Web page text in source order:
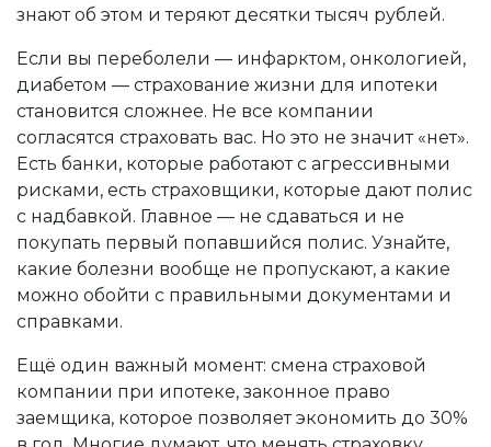
знают об этом и теряют десятки тысяч рублей.
Если вы переболели — инфарктом, онкологией,
диабетом — страхование жизни для ипотеки
становится сложнее. Не все компании
согласятся страховать вас. Но это не значит «нет».
Есть банки, которые работают с агрессивными
рисками, есть страховщики, которые дают полис
с надбавкой. Главное — не сдаваться и не
покупать первый попавшийся полис. Узнайте,
какие болезни вообще не пропускают, а какие
можно обойти с правильными документами и
справками.
Ещё один важный момент: смена страховой
компании при ипотеке, законное право
заемщика, которое позволяет экономить до 30%